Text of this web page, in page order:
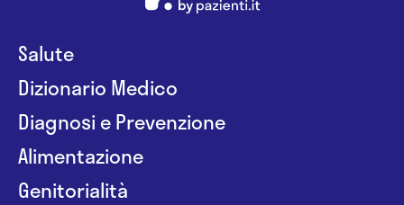
Salute
Dizionario Medico
Diagnosi e Prevenzione
Alimentazione
Genitorialità